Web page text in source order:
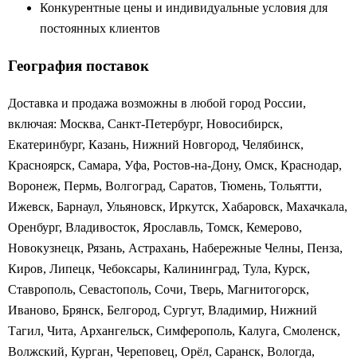
Конкурентные цены и индивидуальные условия для
постоянных клиентов
География поставок
Доставка и продажа возможны в любой город России,
включая: Москва, Санкт-Петербург, Новосибирск,
Екатеринбург, Казань, Нижний Новгород, Челябинск,
Красноярск, Самара, Уфа, Ростов-на-Дону, Омск, Краснодар,
Воронеж, Пермь, Волгоград, Саратов, Тюмень, Тольятти,
Ижевск, Барнаул, Ульяновск, Иркутск, Хабаровск, Махачкала,
Оренбург, Владивосток, Ярославль, Томск, Кемерово,
Новокузнецк, Рязань, Астрахань, Набережные Челны, Пенза,
Киров, Липецк, Чебоксары, Калининград, Тула, Курск,
Ставрополь, Севастополь, Сочи, Тверь, Магнитогорск,
Иваново, Брянск, Белгород, Сургут, Владимир, Нижний
Тагил, Чита, Архангельск, Симферополь, Калуга, Смоленск,
Волжский, Курган, Череповец, Орёл, Саранск, Вологда,